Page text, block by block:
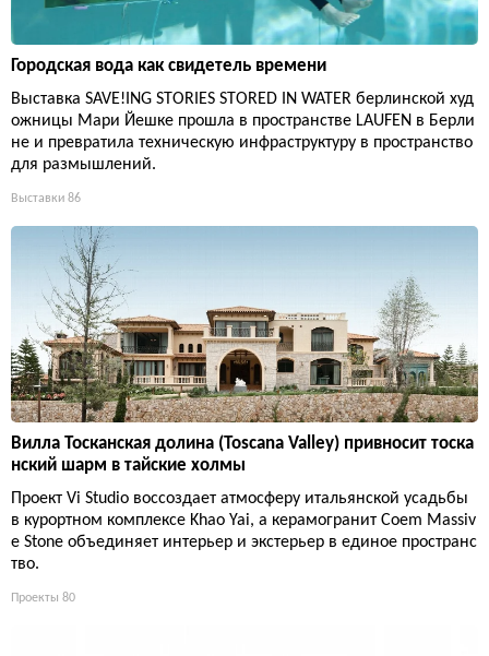
Городская вода как свидетель времени
Выставка SAVE!ING STORIES STORED IN WATER берлинской худ
ожницы Мари Йешке прошла в пространстве LAUFEN в Берли
не и превратила техническую инфраструктуру в пространство
для размышлений.
Выставки 86
Вилла Тосканская долина (Toscana Valley) привносит тоска
нский шарм в тайские холмы
Проект Vi Studio воссоздает атмосферу итальянской усадьбы
в курортном комплексе Khao Yai, а керамогранит Coem Massiv
e Stone объединяет интерьер и экстерьер в единое пространс
тво.
Проекты 80